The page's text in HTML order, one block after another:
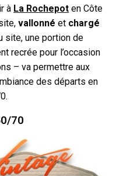
à La Rochepot en Côte
vallonné et chargé
site, une portion de
recrée pour l’occasion
– va permettre aux
des départs en
70